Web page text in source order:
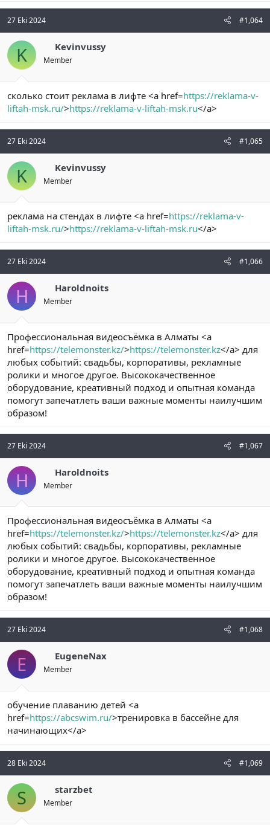
27 Eki 2024 #1,064
K Kevinvussy
Member
сколько стоит реклама в лифте <a href=https://reklama-v-
liftah-msk.ru/>https://reklama-v-liftah-msk.ru</a>
27 Eki 2024 #1,065
K Kevinvussy
Member
реклама на стендах в лифте <a href=https://reklama-v-
liftah-msk.ru/>https://reklama-v-liftah-msk.ru</a>
27 Eki 2024 #1,066
H Haroldnoits
Member
Профессиональная видеосъёмка в Алматы <a
href=https://telemonster.kz/>https://telemonster.kz</a> для
любых событий: свадьбы, корпоративы, рекламные
ролики и многое другое. Высококачественное
оборудование, креативный подход и опытная команда
помогут запечатлеть ваши важные моменты наилучшим
образом!
27 Eki 2024 #1,067
H Haroldnoits
Member
Профессиональная видеосъёмка в Алматы <a
href=https://telemonster.kz/>https://telemonster.kz</a> для
любых событий: свадьбы, корпоративы, рекламные
ролики и многое другое. Высококачественное
оборудование, креативный подход и опытная команда
помогут запечатлеть ваши важные моменты наилучшим
образом!
27 Eki 2024 #1,068
E EugeneNax
Member
обучение плаванию детей <a
href=https://abcswim.ru/>тренировка в бассейне для
начинающих</a>
28 Eki 2024 #1,069
S starzbet
Member